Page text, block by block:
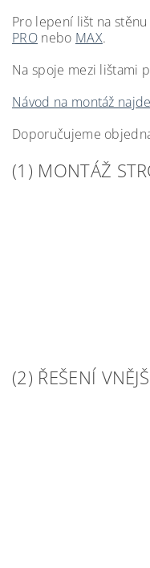
Pro lepení lišt na
PROnebo MAX.
Na spoje mezi lištami
Návod na montáž
Doporučujeme
(1) MONTÁŽ
(2) ŘEŠENÍ